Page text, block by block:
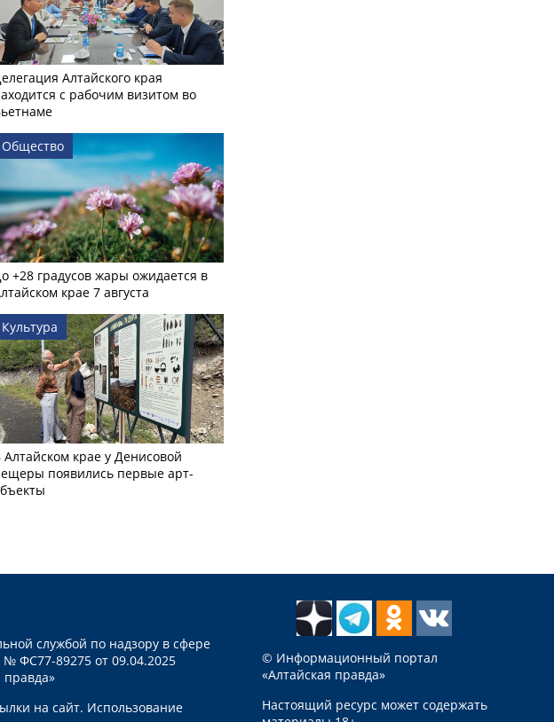
Алтайского края
с рабочим визитом во
Общество
+28 градусов жары ожидается в
крае 7 августа
Культура
Алтайском крае у Денисовой
появились первые арт-
службой по надзору в сфере
ФС77-89275 от 09.04.2025
правда»
на сайт. Использование
© Информационный портал
«Алтайская правда»
Настоящий ресурс может содержать